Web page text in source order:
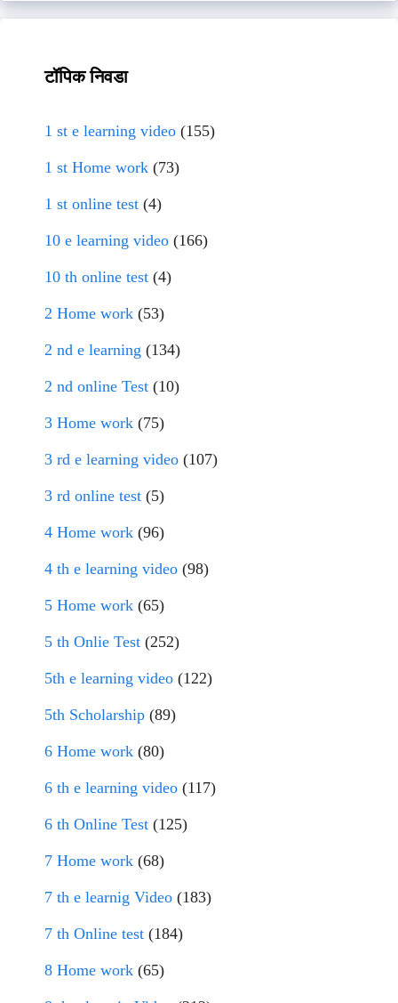
टॉपिक निवडा
1 st e learning video (155)
1 st Home work (73)
1 st online test (4)
10 e learning video (166)
10 th online test (4)
2 Home work (53)
2 nd e learning (134)
2 nd online Test (10)
3 Home work (75)
3 rd e learning video (107)
3 rd online test (5)
4 Home work (96)
4 th e learning video (98)
5 Home work (65)
5 th Onlie Test (252)
5th e learning video (122)
5th Scholarship (89)
6 Home work (80)
6 th e learning video (117)
6 th Online Test (125)
7 Home work (68)
7 th e learnig Video (183)
7 th Online test (184)
8 Home work (65)